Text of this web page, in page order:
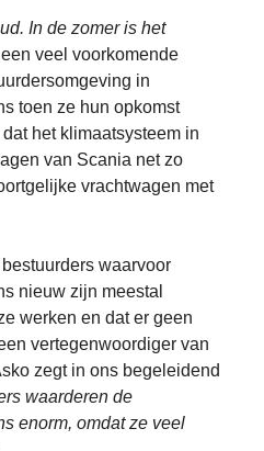
In de zomer is het
veel voorkomende
in
toen ze hun opkomst
het klimaatsysteem in
van Scania net zo
vrachtwagen met
waarvoor
nieuw zijn meestal
werken en dat er geen
vertegenwoordiger van
zegt in ons begeleidend
waarderen de
enorm, omdat ze veel